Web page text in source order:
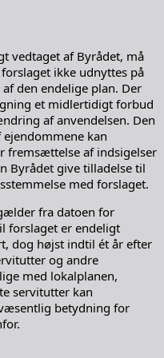
vedtaget af Byrådet, må
ikke udnyttes på
den endelige plan. Der
et midlertidigt forbud
af anvendelsen. Den
kan
fremsættelse af indsigelser
Byrådet give tilladelse til
med forslaget.
fra datoen for
forslaget er endeligt
dog højst indtil ét år efter
og andre
med lokalplanen,
servitutter kan
betydning for